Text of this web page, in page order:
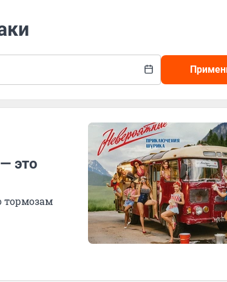
это
тормозам